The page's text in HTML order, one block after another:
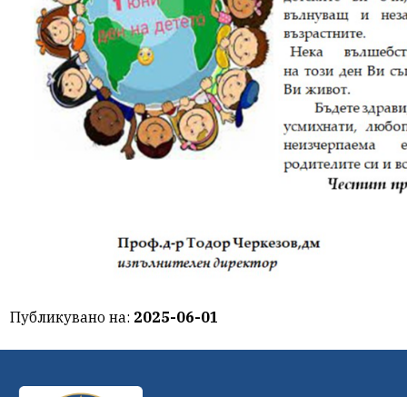
Публикувано на: 2025-06-01